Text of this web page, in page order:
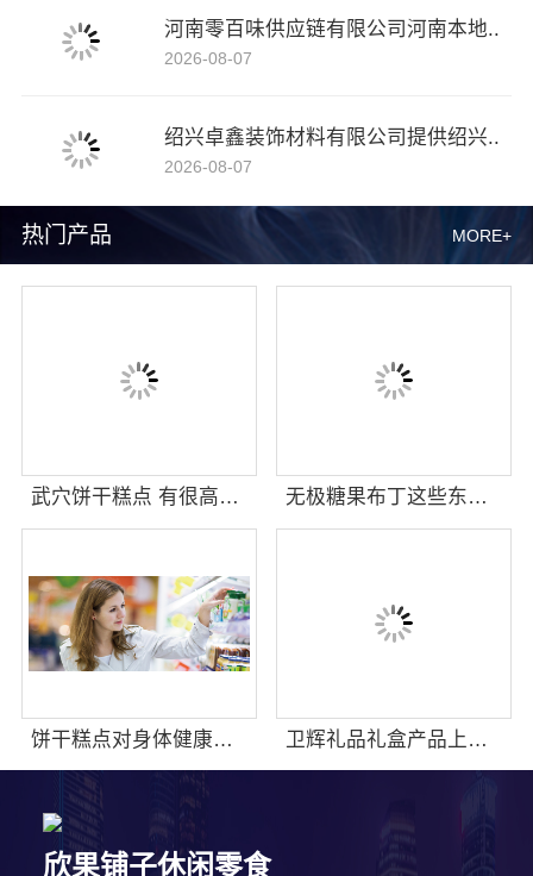
热门产品 MORE+
武穴饼干糕点 有很高的辨识度 无极糖果布丁这些东西有销量吗
饼干糕点对身体健康有什么影响吗 卫辉礼品礼盒产品上新速度快吗
河南零百味供应链有限公司河南本地..
2026-08-07
绍兴卓鑫装饰材料有限公司提供绍兴..
2026-08-07
欣果铺子休闲零食